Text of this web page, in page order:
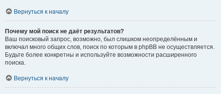
Вернуться к началу
Почему мой поиск не даёт результатов?
Ваш поисковый запрос, возможно, был слишком неопределённым и
включал много общих слов, поиск по которым в phpBB не осуществляется.
Будьте более конкретны и используйте возможности расширенного
поиска.
Вернуться к началу